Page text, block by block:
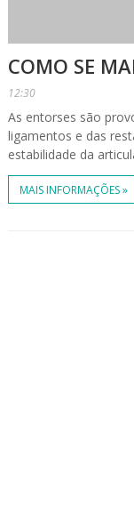
COMO SE
12:30
As entorses são
ligamentos e das
estabilidade da
MAIS INFORMAÇÕES »